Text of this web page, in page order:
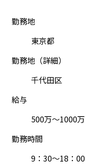
勤務地
東京都
勤務地（詳細）
千代田区
給与
500万～1000
勤務時間
9：30～18：00